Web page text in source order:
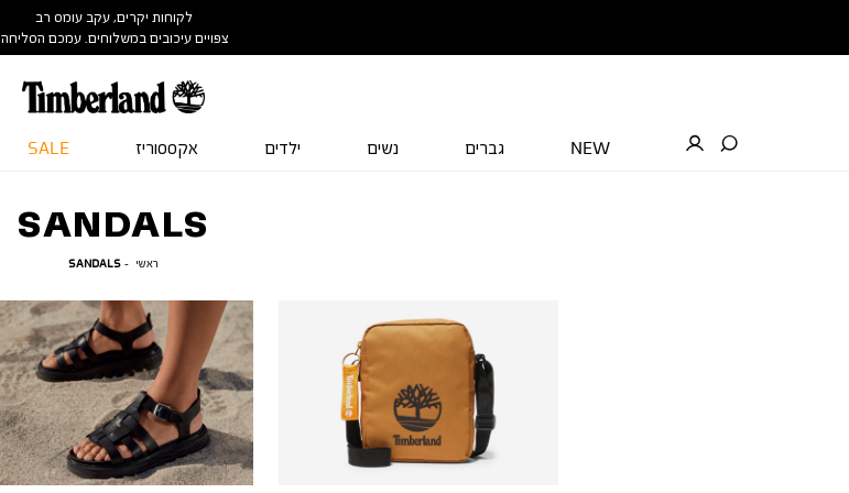
לקוחות יקרים, עקב עומס רב
צפויים עיכובים במשלוחים. עמכם הסליחה
NEW גברים נשים ילדים אקססוריז SALE
SANDALS
ראשי ראשיSANDALS
SANDALS